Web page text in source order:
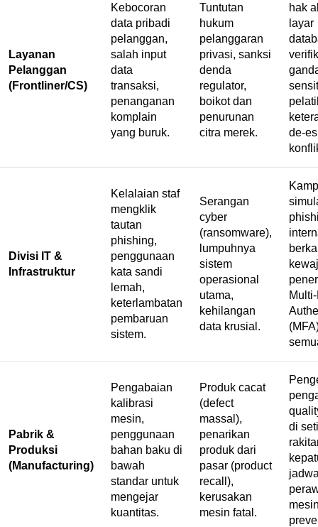
Layanan
Pelanggan
(Frontliner/CS)
Kebocoran
data pribadi
pelanggan,
salah input
data
transaksi,
penanganan
komplain
yang buruk.
Tuntutan
hukum
pelanggaran
privasi, sanksi
denda
regulator,
boikot dan
penurunan
citra merek.
hak
layar
de-
Divisi IT &
Infrastruktur
Kelalaian staf
mengklik
tautan
phishing,
penggunaan
kata sandi
lemah,
keterlambatan
pembaruan
sistem.
Serangan
cyber
(ransomware),
lumpuhnya
sistem
operasional
utama,
kehilangan
data krusial.
Pabrik &
Produksi
(Manufacturing)
Pengabaian
kalibrasi
mesin,
penggunaan
bahan baku di
bawah
standar untuk
mengejar
kuantitas.
Produk cacat
(defect
massal ),
penarikan
produk dari
pasar (product
recall ),
kerusakan
mesin fatal.
di